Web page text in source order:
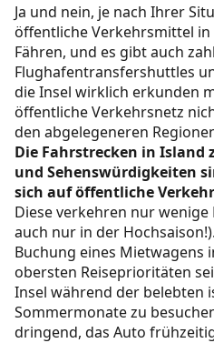
Sicherheits- und
Fahrzeug- und
Erste-Hilfe- und
Kraftstoff- und
Tankstellen und
Fahren in Island: Ein
Ja und nein, je nach Ihrer
öffentliche Verkehrsmittel in
Fähren, und es gibt auch
Flughafentransfershuttles
die Insel wirklich erkunden
öffentliche Verkehrsnetz
den abgelegeneren
Die Fahrstrecken in Island
und Sehenswürdigkeiten
sich auf öffentliche
Diese verkehren nur wenige
auch nur in der
Buchung eines Mietwagens
obersten Reiseprioritäten
Insel während der belebten
Sommermonate zu
dringend, das Auto